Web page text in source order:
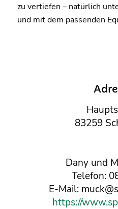
zu vertiefen – natürlich
und mit dem passenden
83259
Dany und
Telefon:
E-Mail:
https://